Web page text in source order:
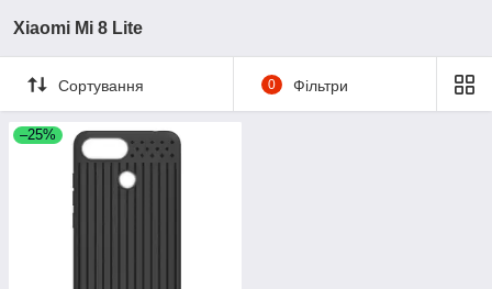
Xiaomi Mi 8 Lite
Сортування 0 Фільтри
–25%